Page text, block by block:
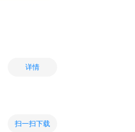
详情
扫一扫下载